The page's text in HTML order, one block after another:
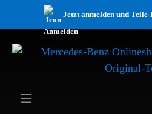
Jetzt anmelden und